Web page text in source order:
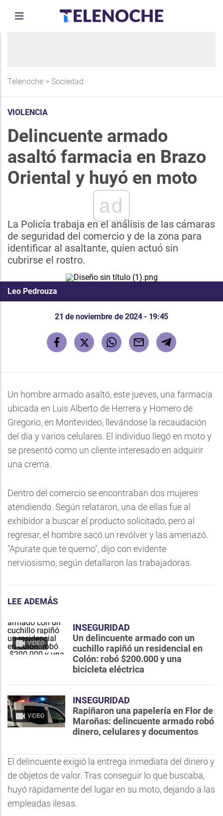
Telenoche > Sociedad
VIOLENCIA
Delincuente armado
asaltó farmacia en Brazo
Oriental y huyó en moto
ad
La Policía trabaja en el análisis de las cámaras
de seguridad del comercio y de la zona para
identificar al asaltante, quien actuó sin
cubrirse el rostro.
Leo Pedrouza
21 de noviembre de 2024 - 19:45
Un hombre armado asaltó, este jueves, una farmacia
ubicada en Luis Alberto de Herrera y Homero de
Gregorio, en Montevideo, llevándose la recaudación
del día y varios celulares. El individuo llegó en moto y
se presentó como un cliente interesado en adquirir
una crema.
Dentro del comercio se encontraban dos mujeres
atendiendo. Según relataron, una de ellas fue al
exhibidor a buscar el producto solicitado, pero al
regresar, el hombre sacó un revólver y las amenazó.
"Apurate que te quemo", dijo con evidente
nerviosismo, según detallaron las trabajadoras.
LEE ADEMÁS
VIDEO
INSEGURIDAD
Un delincuente armado con un
cuchillo rapiñó un residencial en
Colón: robó $200.000 y una
bicicleta eléctrica
VIDEO
INSEGURIDAD
Rapiñaron una papelería en Flor de
Maroñas: delincuente armado robó
dinero, celulares y documentos
El delincuente exigió la entrega inmediata del dinero y
de objetos de valor. Tras conseguir lo que buscaba,
huyó rápidamente del lugar en su moto, dejando a las
empleadas ilesas.